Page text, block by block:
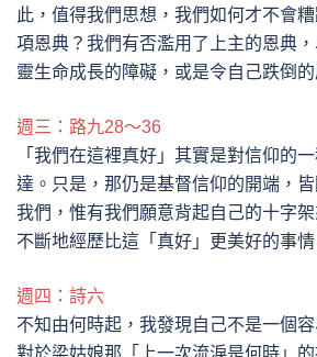
此，值得我們思想，我們如何才不會
項恩典？我們有否濫用了上主的恩典
靈生命成長的障礙，或是令自己跌倒的
週三：路九28～36
「我們在這裡真好」其實是對信仰的
達。只是，那仍是基督信仰的開端，
我們，惟有我們願意背起自己的十字
不斷地經歷比這「真好」更美好的事情
週四：詩六
不知由何時起，我發現自己不是一個
對於梁姑娘那「上一次流淚是何時」